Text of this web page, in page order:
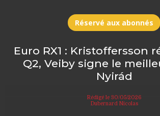
Réservé aux abonnés
Euro RX1 : Kristoffersson
Q2, Veiby signe le
Nyirád
Rédigé le 30/05/2026
Dubernard Nicolas